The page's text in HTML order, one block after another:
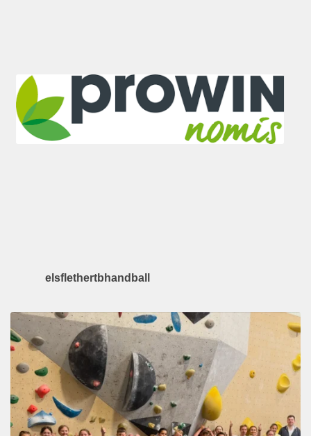
elsflethertbhandball